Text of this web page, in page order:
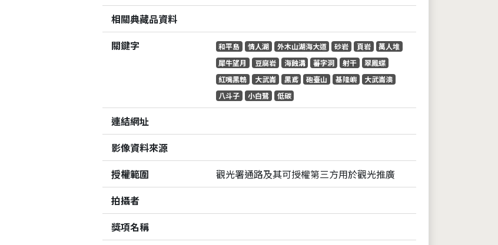
相關典藏品資料
關鍵字
和平島 情人湖 外木山湖海大道 砂岩 頁岩
萬人堆
犀牛望月
豆腐岩 海蝕溝 蕃字洞 射干
翠鳳蝶
紅嘴黑鵯
大武崙 黑鳶 砲臺山 基隆嶼
大武崙澳
八斗子
小白鷺 低碳
連結網址
影像資料來源
授權範圍
觀光署通路及其可授權第三方用於觀光推廣
拍攝者
獎項名稱